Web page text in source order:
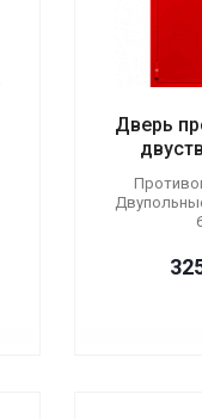
Дверь